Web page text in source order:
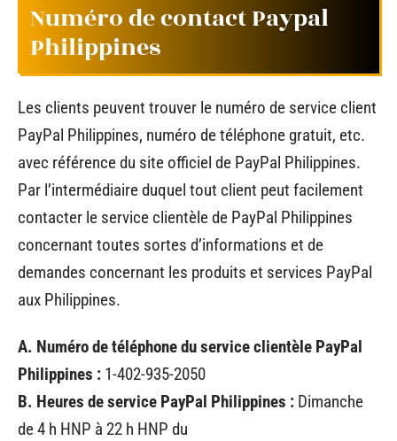
Numéro de contact Paypal
Philippines
Les clients peuvent trouver le numéro de service client
PayPal Philippines, numéro de téléphone gratuit, etc.
avec référence du site officiel de PayPal Philippines.
Par l’intermédiaire duquel tout client peut facilement
contacter le service clientèle de PayPal Philippines
concernant toutes sortes d’informations et de
demandes concernant les produits et services PayPal
aux Philippines.
A. Numéro de téléphone du service clientèle PayPal
Philippines : 1-402-935-2050
B. Heures de service PayPal Philippines : Dimanche
de 4 h HNP à 22 h HNP du